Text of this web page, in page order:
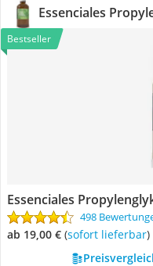
Essenciales
Bestseller
Essenciales
498
ab 19,00 € ( Sofort lieferbar)